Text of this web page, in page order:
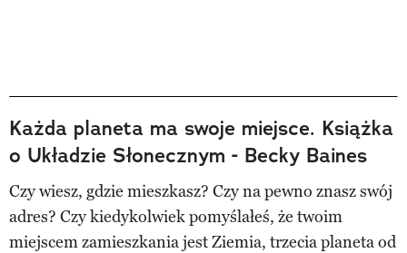
Każda planeta ma swoje miejsce. Książka
o Układzie Słonecznym - Becky Baines
Czy wiesz, gdzie mieszkasz? Czy na pewno znasz swój
adres? Czy kiedykolwiek pomyślałeś, że twoim
miejscem zamieszkania jest Ziemia, trzecia planeta od